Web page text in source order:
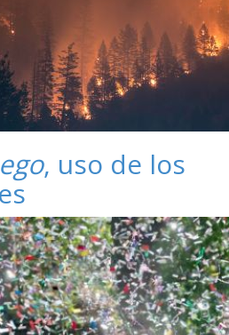
, uso de los